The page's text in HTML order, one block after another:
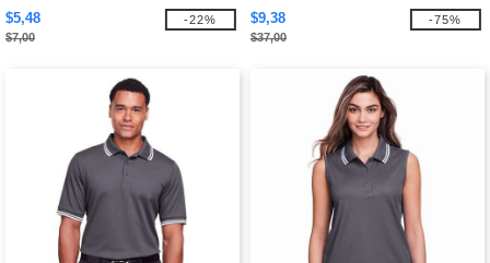
$5,48
$7,00
-22%
Snag Protection Plus
$9,38
$37,00
-75%